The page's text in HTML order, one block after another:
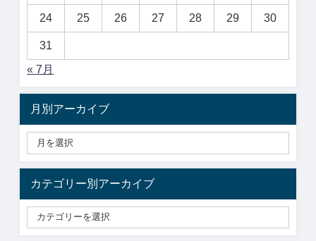
24 25 26 27 28 29 30
31
« 7月
月別アーカイブ
カテゴリー別アーカイブ